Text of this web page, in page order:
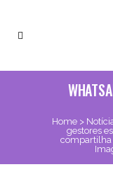
Home >
gestores
compartilha